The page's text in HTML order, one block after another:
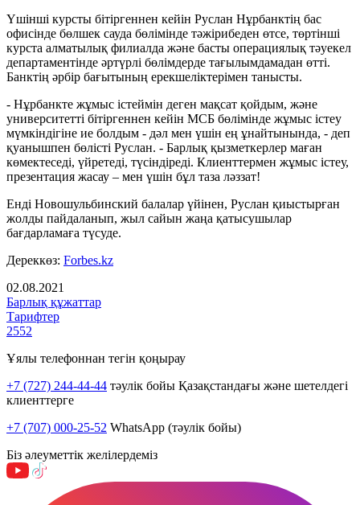
Үшінші курсты бітіргеннен кейін Руслан Нұрбанктің бас
офисінде бөлшек сауда бөлімінде тәжірибеден өтсе, төртінші
курста алматылық филиалда және басты операциялық тәуекел
департаментінде әртүрлі бөлімдерде тағылымдамадан өтті.
Банктің әрбір бағытының ерекшеліктерімен танысты.
- Нұрбанкте жұмыс істеймін деген мақсат қойдым, және
университетті бітіргеннен кейін МСБ бөлімінде жұмыс істеу
мүмкіндігіне ие болдым - дәл мен үшін ең ұнайтынында, - деп
қуанышпен бөлісті Руслан. - Барлық қызметкерлер маған
көмектеседі, үйретеді, түсіндіреді. Клиенттермен жұмыс істеу,
презентация жасау – мен үшін бұл таза ләззат!
Енді Новошульбинский балалар үйінен, Руслан қиыстырған
жолды пайдаланып, жыл сайын жаңа қатысушылар
бағдарламаға түсуде.
Дереккөз: Forbes.kz
02.08.2021
Барлық құжаттар
Тарифтер
2552
Ұялы телефоннан тегін қоңырау
+7 (727) 244-44-44 тәулік бойы Қазақстандағы және шетелдегі
клиенттерге
+7 (707) 000-25-52 WhatsApp (тәулік бойы)
Біз әлеуметтік желілердеміз